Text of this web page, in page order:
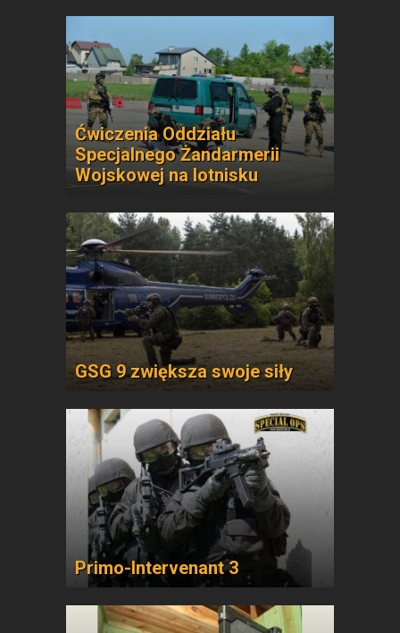
Ćwiczenia Oddziału
Specjalnego Żandarmerii
Wojskowej na lotnisku
GSG 9 zwiększa swoje siły
Primo-Intervenant 3